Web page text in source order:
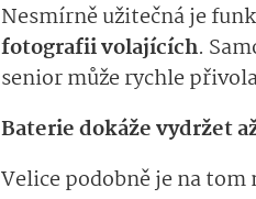
Nesmírně užitečná je
fotografii volajících.
senior může rychle
Baterie dokáže vydržet
Velice podobně je na tom